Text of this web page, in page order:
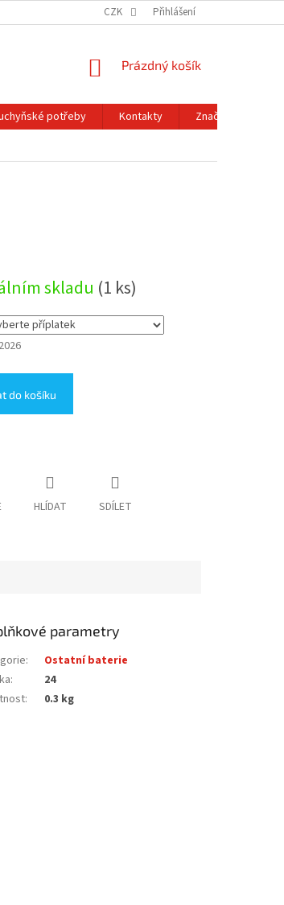
ÚDAJŮ OBCHODNÍ PODMÍNKY
CZK Přihlášení
NÁKUPNÍ
Prázdný košík
potřeby Kontakty
Značky
skladu (1 ks)
do košíku
HLÍDAT SDÍLET
parametry
:
Ostatní baterie
:
24
: 0.3 kg